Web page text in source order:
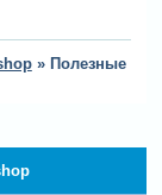
» Полезные